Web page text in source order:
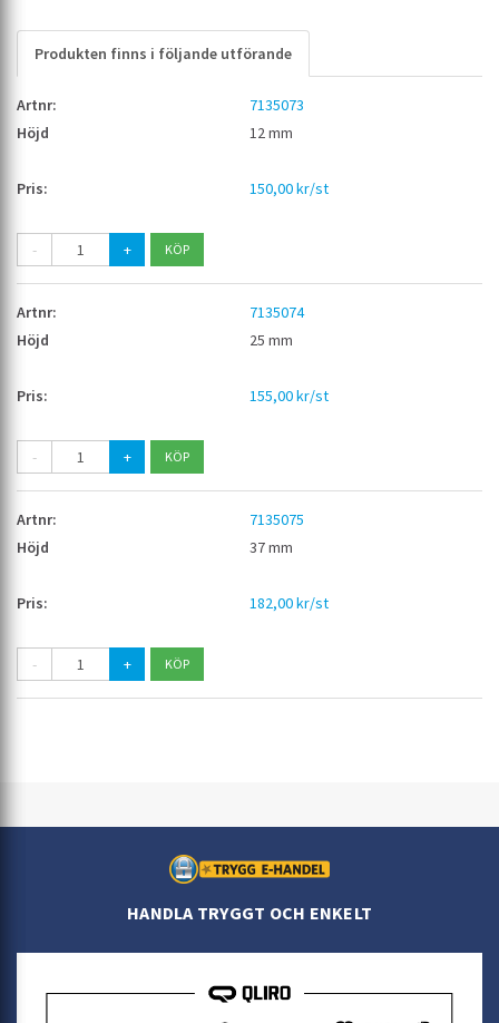
Produkten finns i följande utförande
7135073
12 mm
150,00 kr/st
- +
7135074
25 mm
155,00 kr/st
- +
7135075
37 mm
182,00 kr/st
- +
HANDLA TRYGGT OCH ENKELT